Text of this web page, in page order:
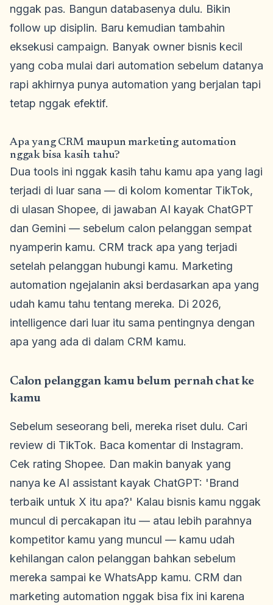
nggak pas. Bangun databasenya dulu. Bikin
follow up disiplin. Baru kemudian tambahin
eksekusi campaign. Banyak owner bisnis kecil
yang coba mulai dari automation sebelum datanya
rapi akhirnya punya automation yang berjalan tapi
tetap nggak efektif.
Apa yang CRM maupun marketing automation
nggak bisa kasih tahu?
Dua tools ini nggak kasih tahu kamu apa yang lagi
terjadi di luar sana — di kolom komentar TikTok,
di ulasan Shopee, di jawaban AI kayak ChatGPT
dan Gemini — sebelum calon pelanggan sempat
nyamperin kamu. CRM track apa yang terjadi
setelah pelanggan hubungi kamu. Marketing
automation ngejalanin aksi berdasarkan apa yang
udah kamu tahu tentang mereka. Di 2026,
intelligence dari luar itu sama pentingnya dengan
apa yang ada di dalam CRM kamu.
Calon pelanggan kamu belum pernah chat ke
kamu
Sebelum seseorang beli, mereka riset dulu. Cari
review di TikTok. Baca komentar di Instagram.
Cek rating Shopee. Dan makin banyak yang
nanya ke AI assistant kayak ChatGPT: 'Brand
terbaik untuk X itu apa?' Kalau bisnis kamu nggak
muncul di percakapan itu — atau lebih parahnya
kompetitor kamu yang muncul — kamu udah
kehilangan calon pelanggan bahkan sebelum
mereka sampai ke WhatsApp kamu. CRM dan
marketing automation nggak bisa fix ini karena